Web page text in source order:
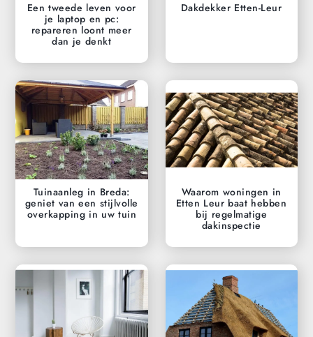
Een tweede leven voor
je laptop en pc:
repareren loont meer
dan je denkt
Dakdekker Etten-Leur
Tuinaanleg in Breda:
geniet van een stijlvolle
overkapping in uw tuin
Waarom woningen in
Etten Leur baat hebben
bij regelmatige
dakinspectie